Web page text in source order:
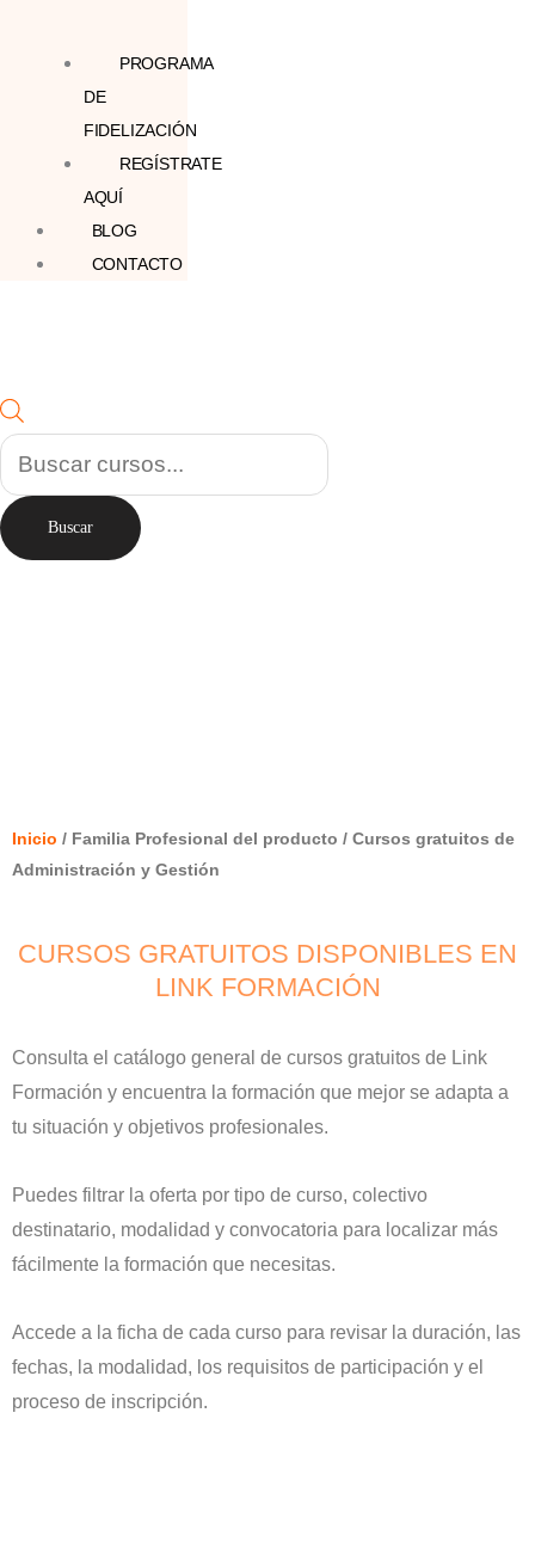
PROGRAMA
DE
FIDELIZACIÓN
REGÍSTRATE
AQUÍ
BLOG
CONTACTO
Buscar
Inicio / Familia Profesional del producto / Cursos gratuitos de
Administración y Gestión
CURSOS GRATUITOS DISPONIBLES EN
LINK FORMACIÓN
Consulta el catálogo general de cursos gratuitos de Link
Formación y encuentra la formación que mejor se adapta a
tu situación y objetivos profesionales.
Puedes filtrar la oferta por tipo de curso, colectivo
destinatario, modalidad y convocatoria para localizar más
fácilmente la formación que necesitas.
Accede a la ficha de cada curso para revisar la duración, las
fechas, la modalidad, los requisitos de participación y el
proceso de inscripción.